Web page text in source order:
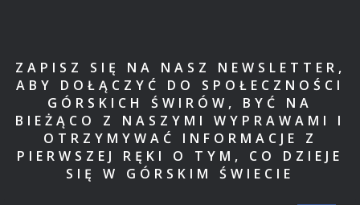
ZAPISZ SIĘ NA NASZ NEWSLETTER,
ABY DOŁĄCZYĆ DO SPOŁECZNOŚCI
GÓRSKICH ŚWIRÓW, BYĆ NA
BIEŻĄCO Z NASZYMI WYPRAWAMI I
OTRZYMYWAĆ INFORMACJE Z
PIERWSZEJ RĘKI O TYM, CO DZIEJE
SIĘ W GÓRSKIM ŚWIECIE